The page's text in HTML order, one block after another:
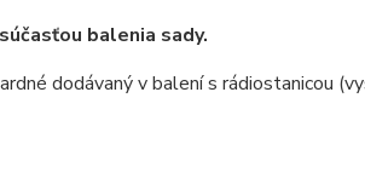
balenia sady.
dodávaný v balení s rádiostanicou